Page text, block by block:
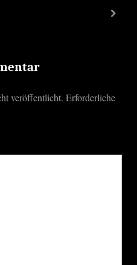
next
veröffentlicht. Erforderliche